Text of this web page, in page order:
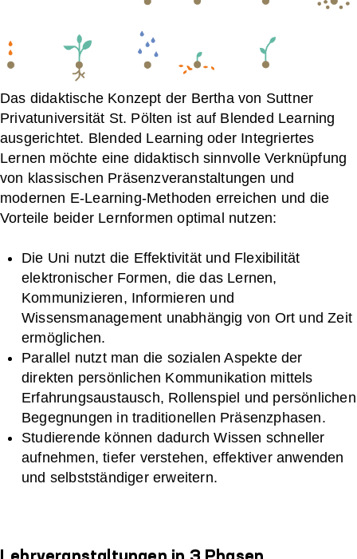
Das didaktische Konzept der Bertha von Suttner
Privatuniversität St. Pölten ist auf Blended Learning
ausgerichtet. Blended Learning oder Integriertes
Lernen möchte eine didaktisch sinnvolle Verknüpfung
von klassischen Präsenzveranstaltungen und
modernen E-Learning-Methoden erreichen und die
Vorteile beider Lernformen optimal nutzen:
Die Uni nutzt die Effektivität und Flexibilität
elektronischer Formen, die das Lernen,
Kommunizieren, Informieren und
Wissensmanagement unabhängig von Ort und Zeit
ermöglichen.
Parallel nutzt man die sozialen Aspekte der
direkten persönlichen Kommunikation mittels
Erfahrungsaustausch, Rollenspiel und persönlichen
Begegnungen in traditionellen Präsenzphasen.
Studierende können dadurch Wissen schneller
aufnehmen, tiefer verstehen, effektiver anwenden
und selbstständiger erweitern.